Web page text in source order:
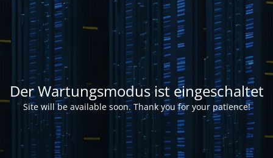
Der Wartungsmodus ist eingeschaltet
Site will be available soon. Thank you for your patience!